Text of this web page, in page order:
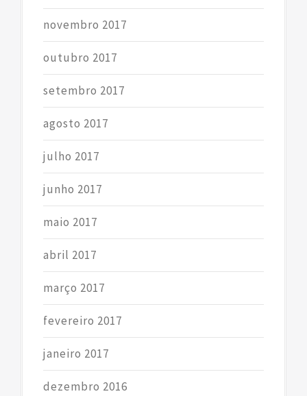
novembro 2017
outubro 2017
setembro 2017
agosto 2017
julho 2017
junho 2017
maio 2017
abril 2017
março 2017
fevereiro 2017
janeiro 2017
dezembro 2016